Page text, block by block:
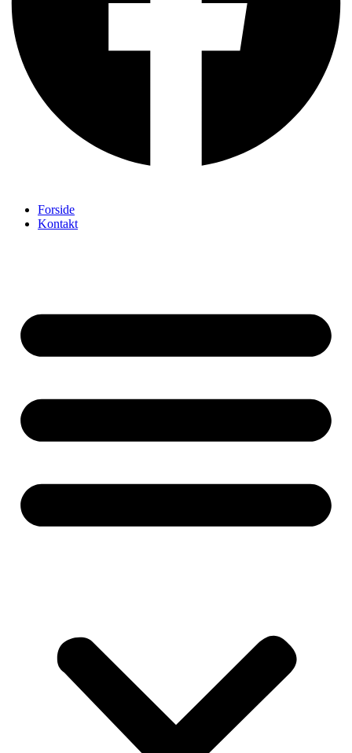
Forside
Kontakt